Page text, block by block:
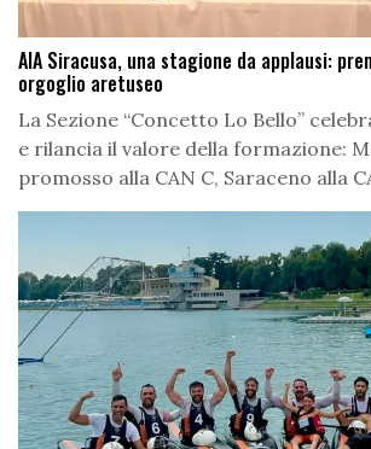
AIA Siracusa, una stagione da applausi:
orgoglio aretuseo
La Sezione “Concetto Lo Bello”
e rilancia il valore della formazione:
promosso alla CAN C, Saraceno alla